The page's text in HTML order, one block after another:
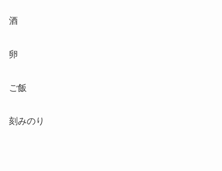
酒
卵
ご飯
刻みのり